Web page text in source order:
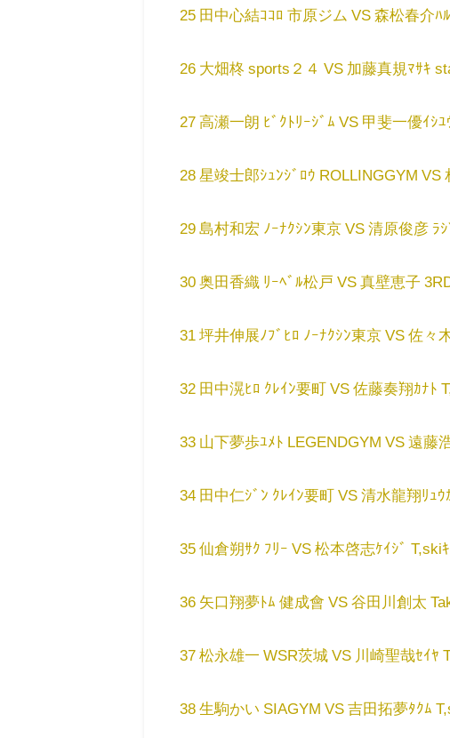
25 田中心結ｺｺﾛ 市原ジム VS 森松春介ﾊ
26 大畑柊 sports２４ VS 加藤真規ﾏｻｷ
27 高瀬一朗 ﾋﾞｸﾄﾘｰｼﾞﾑ VS 甲斐一優ｲｼ
28 星竣士郎ｼｭﾝｼﾞﾛｳ ROLLINGGYM VS
29 島村和宏 ﾉｰﾅｸｼﾝ東京 VS 清原俊彦 ﾗ
30 奥田香織 ﾘｰﾍﾞﾙ松戸 VS 真壁恵子
31 坪井伸展ﾉﾌﾞﾋﾛ ﾉｰﾅｸｼﾝ東京 VS 佐々
32 田中滉ﾋﾛ ｸﾚｲﾝ要町 VS 佐藤奏翔ｶﾅﾄ
33 山下夢歩ﾕﾒﾄ LEGENDGYM VS 遠藤
34 田中仁ｼﾞﾝ ｸﾚｲﾝ要町 VS 清水龍翔ﾘｭｳ
35 仙倉朔ｻｸ ﾌﾘｰ VS 松本啓志ｹｲｼﾞ T,ski
36 矢口翔夢ﾄﾑ 健成會 VS 谷田川創太
37 松永雄一 WSR茨城 VS 川崎聖哉ｾｲﾔ
38 生駒かい SIAGYM VS 吉田拓夢ﾀｸﾑ